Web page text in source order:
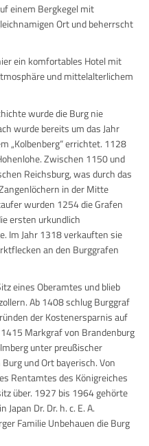
einem Bergkegel mit
Ort und beherrscht
ein komfortables Hotel mit
und mittelalterlichem
wurde die Burg nie
wurde bereits um das Jahr
„Kolbenberg“ errichtet. 1128
Zwischen 1150 und
Reichsburg, was durch das
in der Mitte
wurden 1254 die Grafen
ersten urkundlich
Im Jahr 1318 verkauften sie
an den Burggrafen
eines Oberamtes und blieb
Ab 1408 schlug Burggraf
der Kostenersparnis auf
Markgraf von Brandenburg
unter preußischer
und Ort bayerisch. Von
Rentamtes des Königreiches
über. 1927 bis 1964 gehörte
Dr. Dr. h. c. E. A.
Familie Unbehauen die Burg